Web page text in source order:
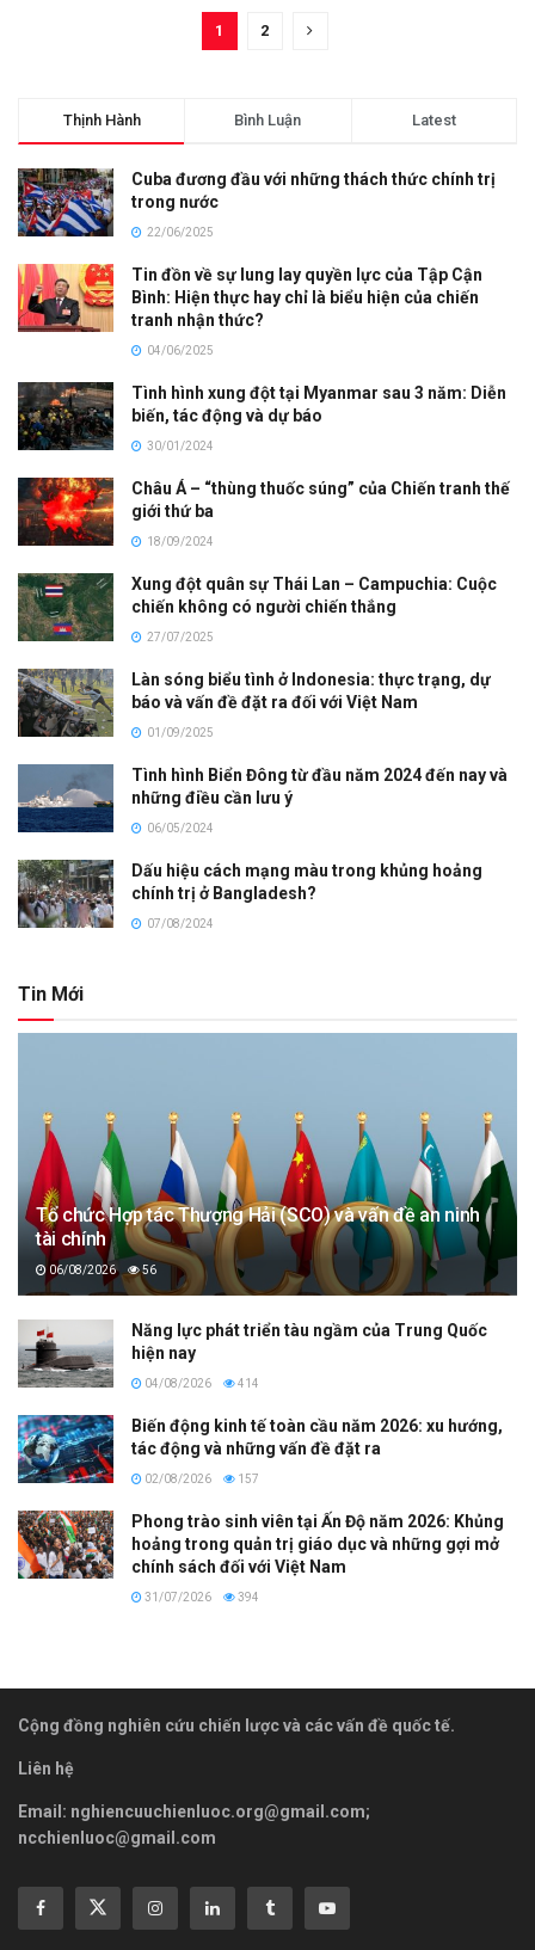
1 2
Thịnh Hành Bình Luận Latest
Cuba đương đầu với những thách thức chính trị
trong nước
22/06/2025
Tin đồn về sự lung lay quyền lực của Tập Cận
Bình: Hiện thực hay chỉ là biểu hiện của chiến
tranh nhận thức?
04/06/2025
Tình hình xung đột tại Myanmar sau 3 năm: Diễn
biến, tác động và dự báo
30/01/2024
Châu Á – “thùng thuốc súng” của Chiến tranh thế
giới thứ ba
18/09/2024
Xung đột quân sự Thái Lan – Campuchia: Cuộc
chiến không có người chiến thắng
27/07/2025
Làn sóng biểu tình ở Indonesia: thực trạng, dự
báo và vấn đề đặt ra đối với Việt Nam
01/09/2025
Tình hình Biển Đông từ đầu năm 2024 đến nay và
những điều cần lưu ý
06/05/2024
Dấu hiệu cách mạng màu trong khủng hoảng
chính trị ở Bangladesh?
07/08/2024
Tin Mới
Tổ chức Hợp tác Thượng Hải (SCO) và vấn đề an ninh
tài chính
06/08/2026 56
Năng lực phát triển tàu ngầm của Trung Quốc
hiện nay
04/08/2026 414
Biến động kinh tế toàn cầu năm 2026: xu hướng,
tác động và những vấn đề đặt ra
02/08/2026 157
Phong trào sinh viên tại Ấn Độ năm 2026: Khủng
hoảng trong quản trị giáo dục và những gợi mở
chính sách đối với Việt Nam
31/07/2026 394
Cộng đồng nghiên cứu chiến lược và các vấn đề quốc tế.
Liên hệ
Email: nghiencuuchienluoc.org@gmail.com;
ncchienluoc@gmail.com